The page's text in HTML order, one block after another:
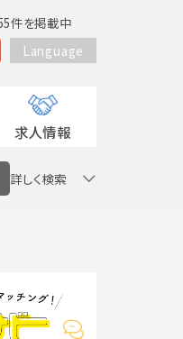
件を掲載中
Language
求人情報
詳しく検索